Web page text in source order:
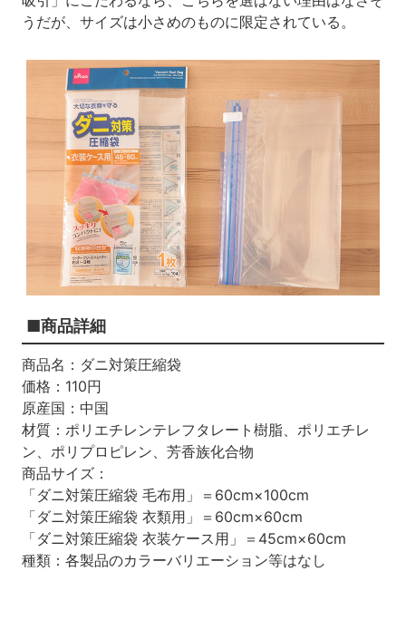
うだが、サイズは小さめのものに限定されている。
■商品詳細
商品名：ダニ対策圧縮袋
価格：110円
原産国：中国
材質：ポリエチレンテレフタレート樹脂、ポリエチレ
ン、ポリプロピレン、芳香族化合物
商品サイズ：
「ダニ対策圧縮袋 毛布用」＝60cm×100cm
「ダニ対策圧縮袋 衣類用」＝60cm×60cm
「ダニ対策圧縮袋 衣装ケース用」＝45cm×60cm
種類：各製品のカラーバリエーション等はなし